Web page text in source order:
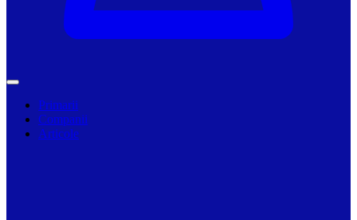
Primarii
Companii
Articole